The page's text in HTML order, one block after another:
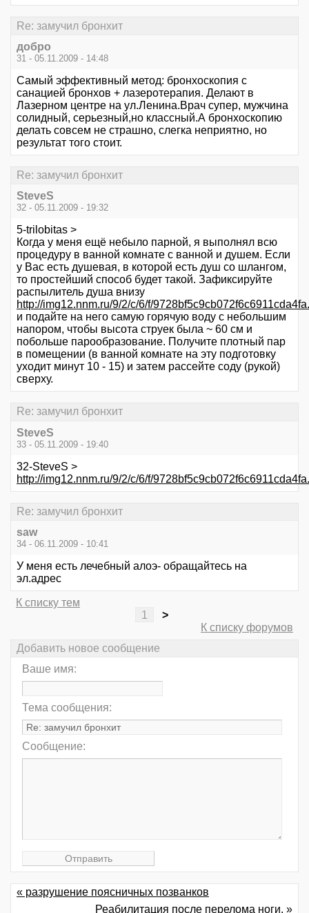
Re: замучил бронхит
добро
31 - 05.11.2009 - 14:48
Самый эффективный метод: бронхоскопия с
санацией бронхов + лазеротерапия. Делают в
Лазерном центре на ул.Ленина.Врач супер, мужчина
солидный, серьезный,но классный.А бронхоскопию
делать совсем не страшно, слегка неприятно, но
результат того стоит.
Re: замучил бронхит
SteveS
32 - 05.11.2009 - 19:32
5-trilobitas >
Когда у меня ещё небыло парной, я выполнял всю
процедуру в ванной комнате с ванной и душем. Если
у Вас есть душевая, в которой есть душ со шлангом,
то простейший способ будет такой. Зафиксируйте
распылитель душа внизу
http://img12.nnm.ru/9/2/c/6/f/
и подайте на него самую горячую воду с небольшим
напором, чтобы высота струек была ~ 60 см и
побольше парообразование. Получите плотный пар
в помещении (в ванной комнате на эту подготовку
уходит минут 10 - 15) и затем рассейте соду (рукой)
сверху.
Re: замучил бронхит
SteveS
33 - 05.11.2009 - 19:40
32-SteveS >
http://img12.nnm.ru/9/2/c/6/f/
Re: замучил бронхит
saw
34 - 06.11.2009 - 10:41
У меня есть лечебный алоэ- обращайтесь на
эл.адрес
К списку тем
1
>
К списку форумов
Добавить новое сообщение
Ваше имя:
Тема сообщения:
Сообщение:
« разрушение поясничных позванков
Реабилитация после перелома ноги. »